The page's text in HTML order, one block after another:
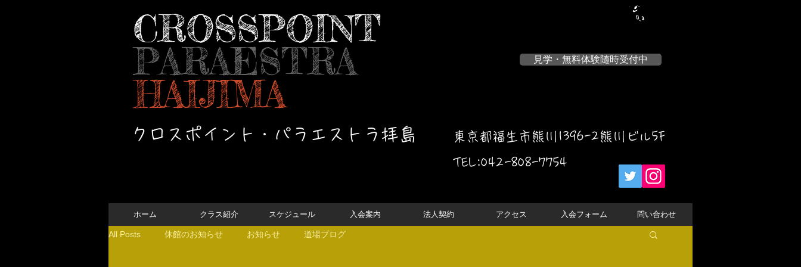
CROSSPOINT
PARAESTRA
HAIJIMA
見学・無料体験随時受付中
クロスポイント・パラエストラ拝島
東京都福生市熊川1396-2熊川ビル5F
TEL:042-808-7754
ホーム クラス紹介 スケジュール 入会案内 法人契約 アクセス 入会フォーム 問い合わせ
All Posts 休館のお知らせ お知らせ 道場ブログ